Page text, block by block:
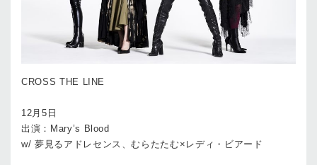
CROSS THE LINE
12月5日
出演：Mary’s Blood
w/ 夢見るアドレセンス、むらたたむ×レディ・ビアード